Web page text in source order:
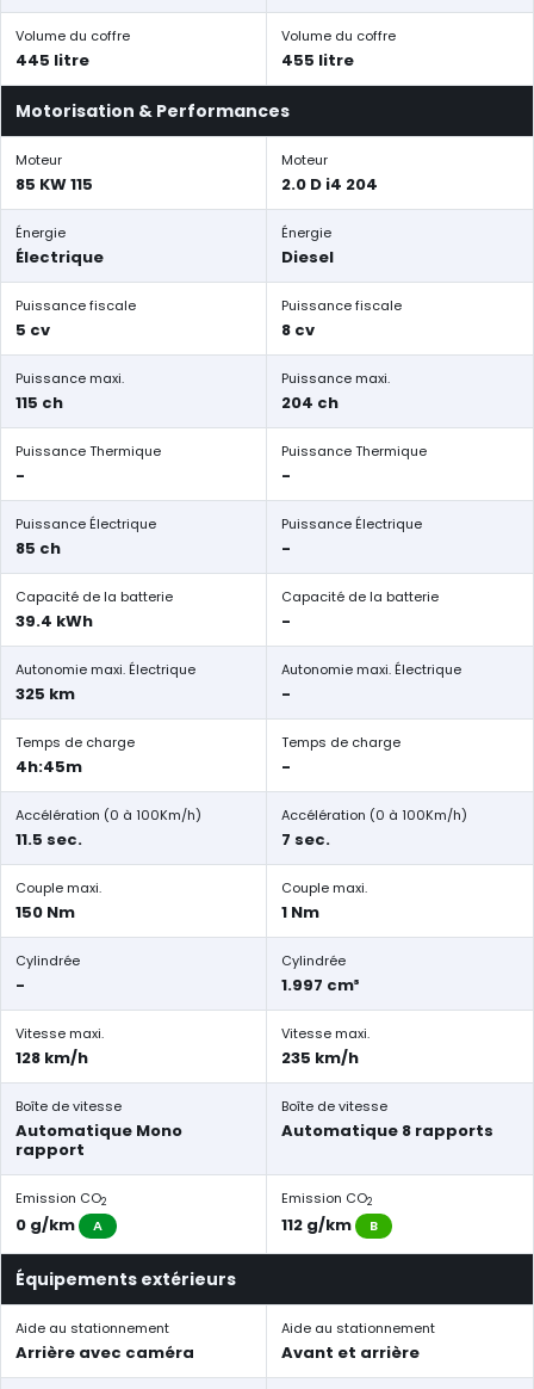
Volume du coffre
445 litre
Volume du coffre
455 litre
Motorisation & Performances
Moteur
85 KW 115
Moteur
2.0 D i4 204
Énergie
Électrique
Énergie
Diesel
Puissance fiscale
5 cv
Puissance fiscale
8 cv
Puissance maxi.
115 ch
Puissance maxi.
204 ch
Puissance Thermique
-
Puissance Thermique
-
Puissance Électrique
85 ch
Puissance Électrique
-
Capacité de la batterie
39.4 kWh
Capacité de la batterie
-
Autonomie maxi. Électrique
325 km
Autonomie maxi. Électrique
-
Temps de charge
4h:45m
Temps de charge
-
Accélération (0 à 100Km/h)
11.5 sec.
Accélération (0 à 100Km/h)
7 sec.
Couple maxi.
150 Nm
Couple maxi.
1 Nm
Cylindrée
-
Cylindrée
1.997 cm³
Vitesse maxi.
128 km/h
Vitesse maxi.
235 km/h
Boîte de vitesse
Automatique Mono
rapport
Boîte de vitesse
Automatique 8 rapports
Emission CO2
0 g/km A
Emission CO2
112 g/km B
Équipements extérieurs
Aide au stationnement
Arrière avec caméra
Aide au stationnement
Avant et arrière